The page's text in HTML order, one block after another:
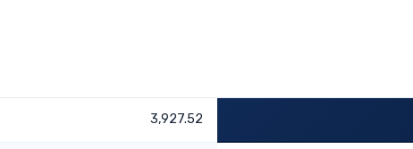
3,927.52